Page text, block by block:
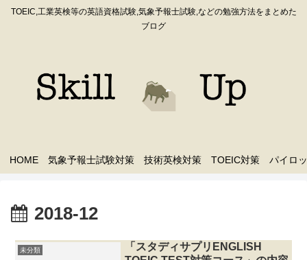
TOEIC,工業英検等の英語資格試験,気象予報士試験,などの勉強方法をまとめた
ブログ
HOME 気象予報士試験対策 技術英検対策 TOEIC対策 パイロ
2018-12
未分類
「スタディサプリENGLISH